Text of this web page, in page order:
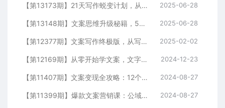
【第13173期】21天写作蜕变计划，从下笔困难到爆文创作，系统掌握变现方法论 2025-06-28
【第13148期】文案思维升级秘籍，5W分析法深度解析，写作底层逻辑重构方法 2025-06-28
【第12377期】文案写作终极版，从写作铁律到撰写杀手文案，全方位提升文案撰写能力 2025-02-02
【第12169期】从零开始学文案，文字打造个人影响力，写出吸金力，打造个人品牌推荐 2024-12-23
【第11407期】文案变现全攻略：12个技巧深度剖析，打造你的赚钱文案机器 2024-08-27
【第11399期】爆款文案营销课：公域转私域，涨粉成交一网打尽，各行业人士必备 2024-08-27